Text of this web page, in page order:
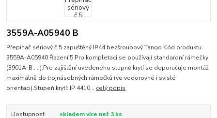
3559A-A05940 B
Přepínač sériový č.5 zapuštěný IP44 bezšroubový Tango Kód produktu:
3559A-A05940 Řazení 5 Pro kompletaci se používají standardní rámečky
(3901A-B.. ..).Pro zajištění uvedeného stupně krytí se doporučuje montáž
maximálně do trojnásobných rámečků (ve vodorovné i svislé
orientaci).Stupeň krytí: IP 4410... celý popis
Dostupnost
skladem více než 3 ks